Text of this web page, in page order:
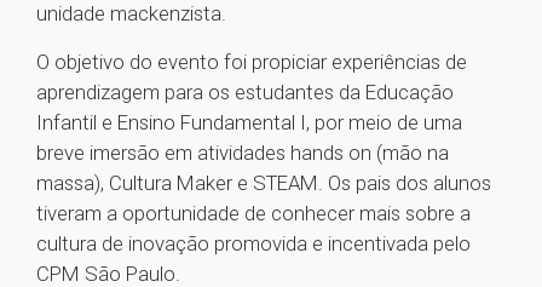
unidade mackenzista.
O objetivo do evento foi propiciar experiências de
aprendizagem para os estudantes da Educação
Infantil e Ensino Fundamental I, por meio de uma
breve imersão em atividades hands on (mão na
massa), Cultura Maker e STEAM. Os pais dos alunos
tiveram a oportunidade de conhecer mais sobre a
cultura de inovação promovida e incentivada pelo
CPM São Paulo.